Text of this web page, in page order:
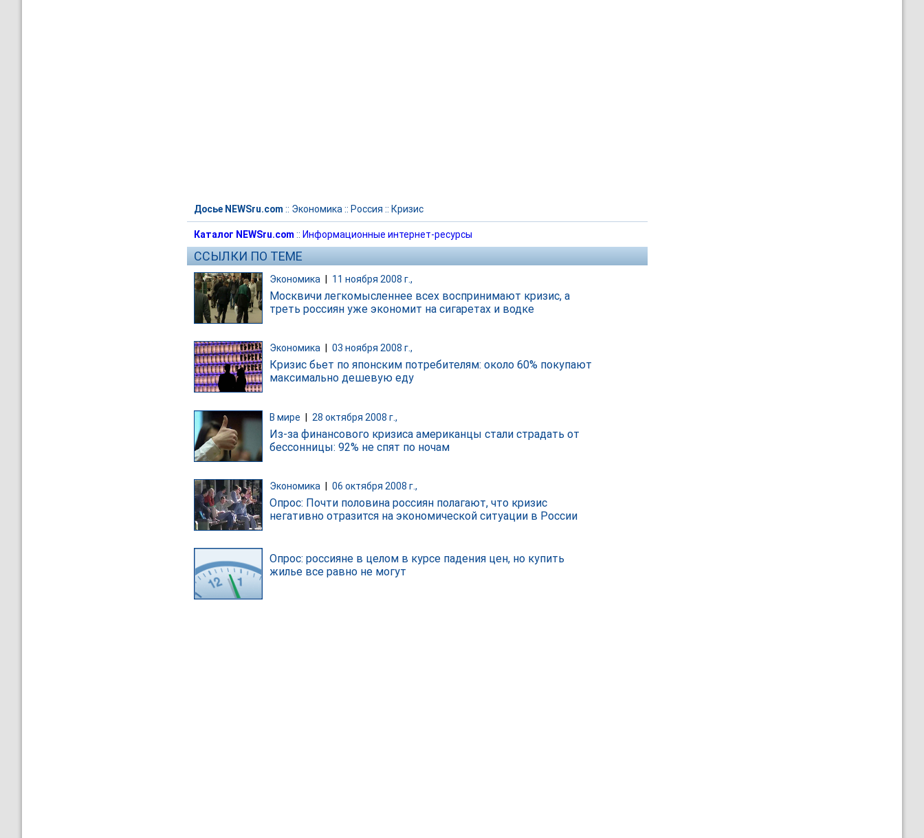
Досье NEWSru.com :: Экономика :: Россия :: Кризис
Каталог NEWSru.com :: Информационные интернет-ресурсы
ССЫЛКИ ПО ТЕМЕ
Экономика 11 ноября 2008 г.,
Москвичи легкомысленнее всех воспринимают кризис, а
треть россиян уже экономит на сигаретах и водке
Экономика 03 ноября 2008 г.,
Кризис бьет по японским потребителям: около 60% покупают
максимально дешевую еду
В мире | 28 октября 2008 г.,
Из-за финансового кризиса американцы стали страдать от
бессонницы: 92% не спят по ночам
Экономика 06 октября 2008 г.,
Опрос: Почти половина россиян полагают, что кризис
негативно отразится на экономической ситуации в России
Опрос: россияне в целом в курсе падения цен, но купить
жилье все равно не могут